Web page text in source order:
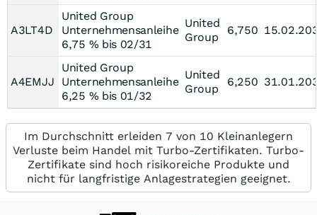
A3LT4D
United Group
Unternehmensanleihe
6,75 % bis 02/31
United
Group
6,750
A4EMJJ
United Group
Unternehmensanleihe
6,25 % bis 01/32
United
Group
6,250
Im Durchschnitt erleiden 7 von 10 Kleinanlegern
Verluste beim Handel mit Turbo-Zertifikaten. Turbo-
Zertifikate sind hoch risikoreiche Produkte und
nicht für langfristige Anlagestrategien geeignet.